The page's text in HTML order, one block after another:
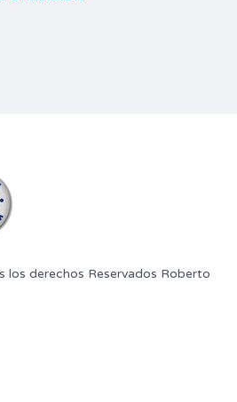
derechos Reservados Roberto